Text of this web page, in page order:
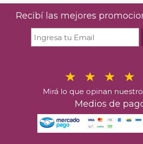
Recibí las mejores
Mirá lo que opinan
Medios de